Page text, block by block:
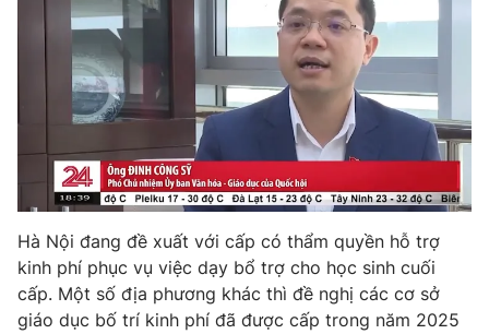
Hà Nội đang đề xuất với cấp có thẩm quyền hỗ trợ
kinh phí phục vụ việc dạy bổ trợ cho học sinh cuối
cấp. Một số địa phương khác thì đề nghị các cơ sở
giáo dục bố trí kinh phí đã được cấp trong năm 2025